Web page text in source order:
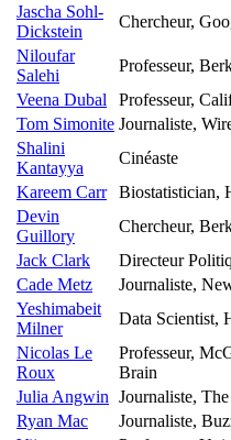
Jascha Sohl-
Dickstein
Chercheur,
Niloufar
Salehi
Professeur,
Veena Dubal
Professeur,
Tom Simonite Journaliste,
Shalini
Kantayya
Cinéaste
Kareem Carr
Biostatistician,
Devin
Guillory
Chercheur,
Jack Clark
Directeur
Cade Metz
Journaliste,
Yeshimabeit
Milner
Data Scientist,
Nicolas Le
Roux
Professeur,
Brain
Julia Angwin Journaliste,
Ryan Mac
Journaliste,